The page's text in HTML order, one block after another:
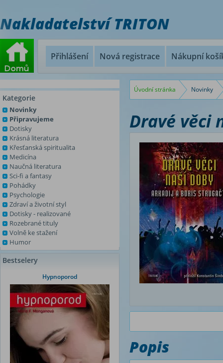
Nakladatelství TRITON
Přihlášení Nová registrace Nákupní
Kategorie
Novinky
Připravujeme
Dotisky
Krásná literatura
Křesťanská spiritualita
Medicína
Naučná literatura
Sci-fi a fantasy
Pohádky
Psychologie
Zdraví a životní styl
Dotisky - realizované
Rozebrané tituly
Volně ke stažení
Humor
Bestselery
Hypnoporod
Úvodní stránka Novinky
Dravé věci
Popis